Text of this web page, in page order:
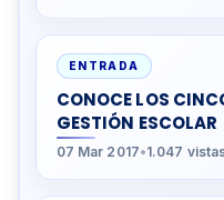
ENTRADA
CONOCE LOS
GESTIÓN ESCOLAR
07 Mar 2017•1.047